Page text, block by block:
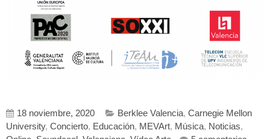
18 noviembre, 2020 Berklee Valencia, Carnegie Mellon
University, Concierto, Educación, MEVArt, Música, Noticias,